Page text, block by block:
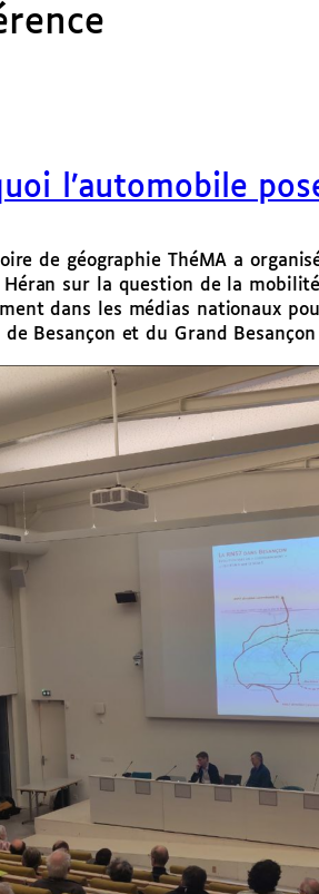
l’automobile
de géographie ThéMA a
sur la question de la
dans les médias nationaux
Besançon et du Grand